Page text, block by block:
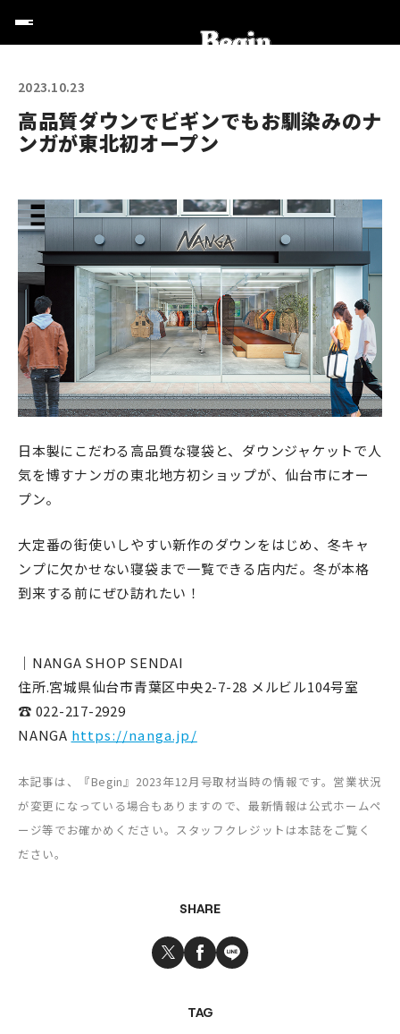
2023.10.23
高品質ダウンでビギンでもお馴染みのナ
ンガが東北初オープン
日本製にこだわる高品質な寝袋と、ダウンジャケットで人
気を博すナンガの東北地方初ショップが、仙台市にオー
プン。
大定番の街使いしやすい新作のダウンをはじめ、冬キャ
ンプに欠かせない寝袋まで一覧できる店内だ。冬が本格
到来する前にぜひ訪れたい！
｜NANGA SHOP SENDAI
住所.宮城県仙台市青葉区中央2-7-28 メルビル104号室
☎ 022-217-2929
NANGA https://nanga.jp/
本記事は、『Begin』2023年12月号取材当時の情報です。営業状況
が変更になっている場合もありますので、最新情報は公式ホームペ
ージ等でお確かめください。スタッフクレジットは本誌をご覧く
ださい。
SHARE
TAG